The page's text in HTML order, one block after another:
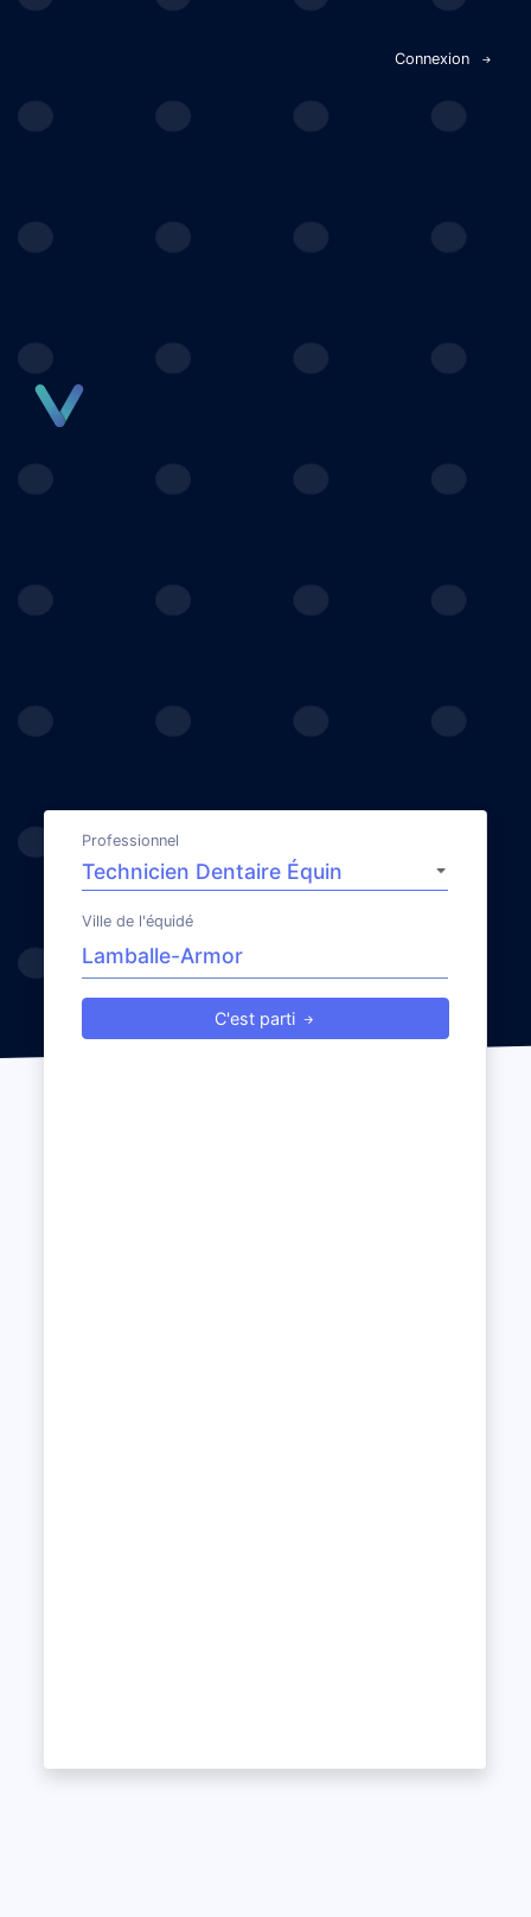
Connexion
Professionnel
Ville de l'équidé
C'est parti